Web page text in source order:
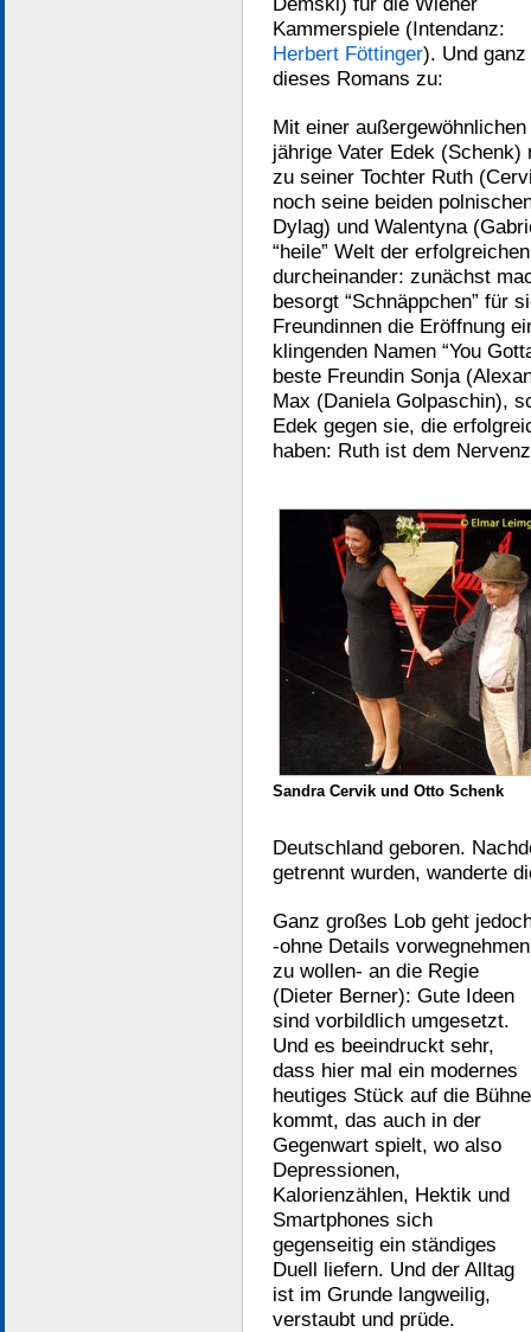
Kammerspiele (Intendanz:
Herbert Föttinger). Und
dieses Romans zu:
Mit einer
jährige Vater Edek
zu seiner Tochter Ruth
noch seine beiden
Dylag) und Walentyna
“heile” Welt der
durcheinander: zunächst
besorgt “Schnäppchen” für
Freundinnen die Eröffnung
klingenden Namen “You
beste Freundin Sonja
Max (Daniela Golpaschin),
Edek gegen sie, die
haben: Ruth ist dem
Sandra Cervik und Otto Schenk
Deutschland geboren.
getrennt wurden, wanderte
Ganz großes Lob geht
-ohne Details vorwegnehmen
zu wollen- an die Regie
(Dieter Berner): Gute Ideen
sind vorbildlich umgesetzt.
Und es beeindruckt sehr,
dass hier mal ein modernes
heutiges Stück auf die Bühne
kommt, das auch in der
Gegenwart spielt, wo also
Depressionen,
Kalorienzählen, Hektik und
Smartphones sich
gegenseitig ein ständiges
Duell liefern. Und der Alltag
ist im Grunde langweilig,
verstaubt und prüde.